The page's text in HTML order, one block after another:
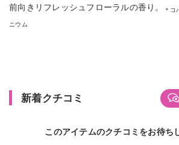
前向きリフレッシュフローラルの香り。
＊
ニウム
新着クチコミ
このアイテムのクチコミをお待ち